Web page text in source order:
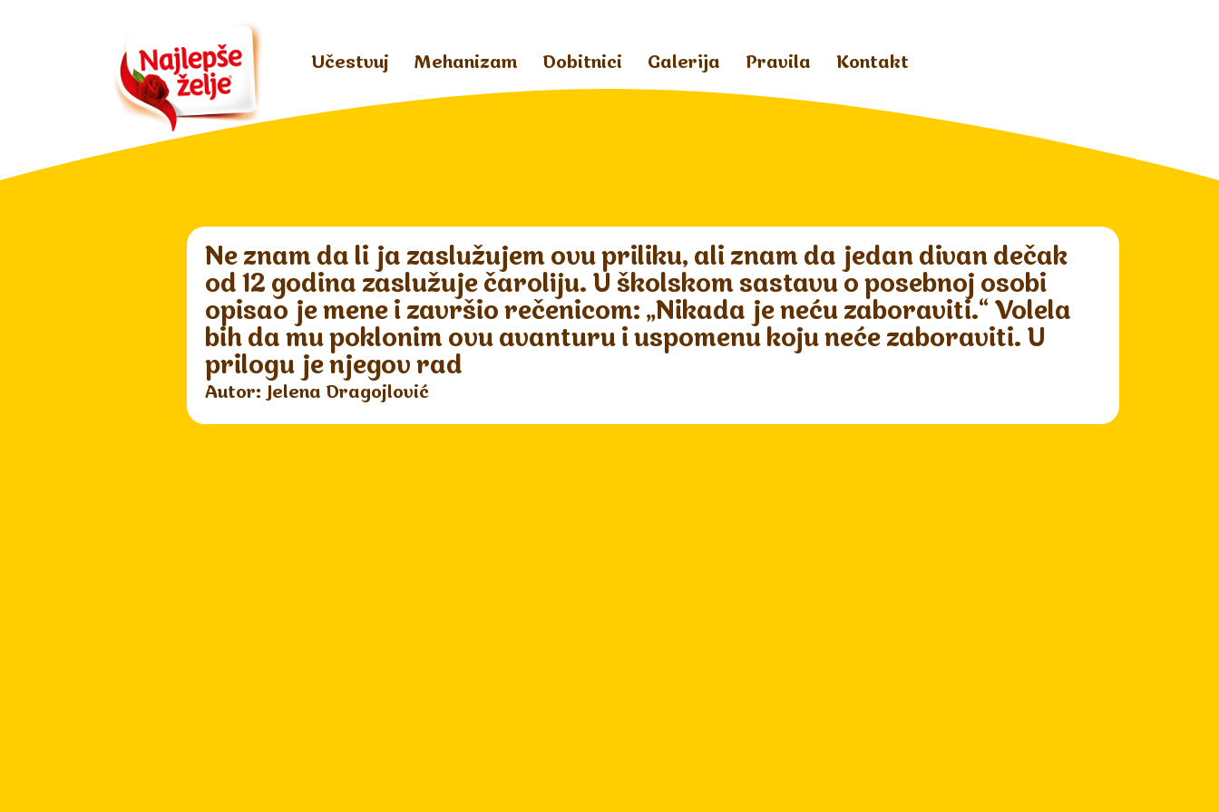
Učestvuj Mehanizam Dobitnici Galerija Pravila Kontakt
Ne znam da li ja zaslužujem ovu priliku, ali znam da jedan divan dečak
od 12 godina zaslužuje čaroliju. U školskom sastavu o posebnoj osobi
opisao je mene i završio rečenicom: „Nikada je neću zaboraviti.“ Volela
bih da mu poklonim ovu avanturu i uspomenu koju neće zaboraviti. U
prilogu je njegov rad
Autor: Jelena Dragojlović